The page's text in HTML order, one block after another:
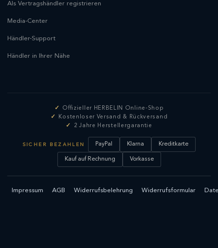
Als Vertragshändler registrieren
Media-Center
Händler-Support
Händler in Ihrer Nähe
Offizieller HERBELIN Online-Shop
Kostenloser Versand & Rückversand
2 Jahre Herstellergarantie
SICHER BEZAHLEN PayPal Klarna Kreditkarte
Kauf auf Rechnung Vorkasse
Impressum AGB Widerrufsbelehrung Widerrufsformular